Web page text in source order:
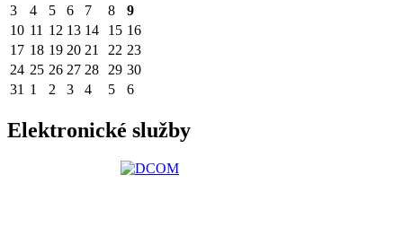
3
4 5 6 7 8
9
10 11 12 13 14 15 16
17 18 19 20 21 22 23
24 25 26 27 28 29 30
31 1 2 3 4 5 6
Elektronické služby